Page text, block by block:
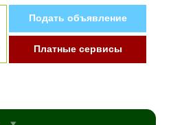
Подать объявление
Платные сервисы